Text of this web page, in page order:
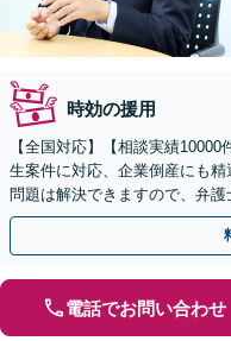
時効の援用
【全国対応】【相談実績
生案件に対応、企業倒産にも
問題は解決できますので、弁
ょう【初回相談無料】【法テラ
電話でお問い合わせ